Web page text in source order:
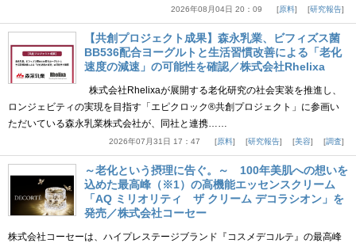
2026年08月04日 20：09 原料 研究報告
【共創プロジェクト成果】森永乳業、ビフィズス菌
BB536配合ヨーグルトと生活習慣改善による「老化
速度の減速」の可能性を確認／株式会社Rhelixa
株式会社Rhelixaが展開する老化研究の社会実装を推進し、
ロンジェビティの実現を目指す「エピクロック®共創プロジェクト」に参画い
ただいている森永乳業株式会社が、同社と連携……
2026年07月31日 17：47 原料 研究報告 美容 調査
～老化という摂理に告ぐ。～ 100年美肌への想いを
込めた最高峰（※1）の高機能エッセンスクリーム
「AQ ミリオリティ ザ クリーム デコラシオン」を
発売／株式会社コーセー
株式会社コーセーは、ハイプレステージブランド『コスメデコルテ』の最高峰